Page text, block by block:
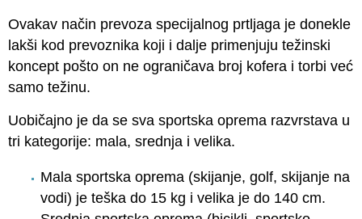
Ovakav način prevoza specijalnog prtljaga je donekle
lakši kod prevoznika koji i dalje primenjuju težinski
koncept pošto on ne ograničava broj kofera i torbi već
samo težinu.
Uobičajno je da se sva sportska oprema razvrstava u
tri kategorije: mala, srednja i velika.
Mala sportska oprema (skijanje, golf, skijanje na
vodi) je teška do 15 kg i velika je do 140 cm.